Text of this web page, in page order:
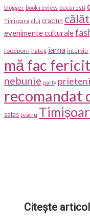
blogger book review bucuresti
Timisoara cluj craciun
evenimente culturale
foodporn hateg iarna interviu
mă fac
nebunie party prieteni
recomandat
salas teatru
Citește